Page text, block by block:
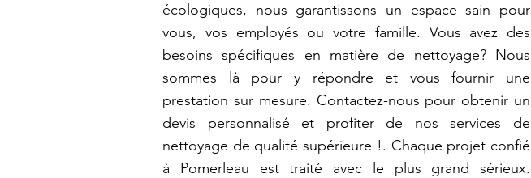
écologiques, nous garantissons un espace sain pour
vous, vos employés ou votre famille. Vous avez des
besoins spécifiques en matière de nettoyage? Nous
sommes là pour y répondre et vous fournir une
prestation sur mesure. Contactez-nous pour obtenir un
devis personnalisé et profiter de nos services de
nettoyage de qualité supérieure !. Chaque projet confié
à Pomerleau est traité avec le plus grand sérieux.